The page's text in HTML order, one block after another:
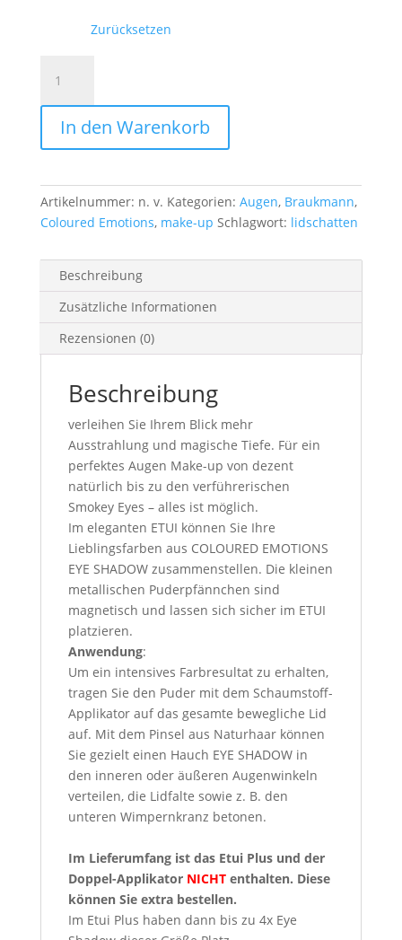
Zurücksetzen
SHADOW
0,7
Menge
In den Warenkorb
Artikelnummer: n. v. Kategorien: Augen, Braukmann,
Coloured Emotions, make-up Schlagwort: lidschatten
Beschreibung
Zusätzliche Informationen
Rezensionen (0)
Beschreibung
verleihen Sie Ihrem Blick mehr
Ausstrahlung und magische Tiefe. Für ein
perfektes Augen Make-up von dezent
natürlich bis zu den verführerischen
Smokey Eyes – alles ist möglich.
Im eleganten ETUI können Sie Ihre
Lieblingsfarben aus COLOURED EMOTIONS
EYE SHADOW zusammenstellen. Die kleinen
metallischen Puderpfännchen sind
magnetisch und lassen sich sicher im ETUI
platzieren.
Anwendung:
Um ein intensives Farbresultat zu erhalten,
tragen Sie den Puder mit dem Schaumstoff-
Applikator auf das gesamte bewegliche Lid
auf. Mit dem Pinsel aus Naturhaar können
Sie gezielt einen Hauch EYE SHADOW in
den inneren oder äußeren Augenwinkeln
verteilen, die Lidfalte sowie z. B. den
unteren Wimpernkranz betonen.
Im Lieferumfang ist das Etui Plus und der
Doppel-Applikator NICHT enthalten. Diese
können Sie extra bestellen.
Im Etui Plus haben dann bis zu 4x Eye